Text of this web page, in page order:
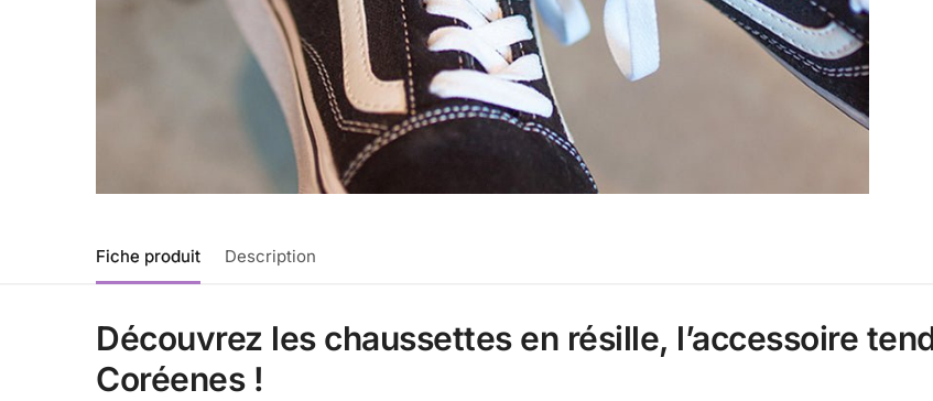
Fiche produit Description
Découvrez les chaussettes en résille, l’accessoire
Coréenes !